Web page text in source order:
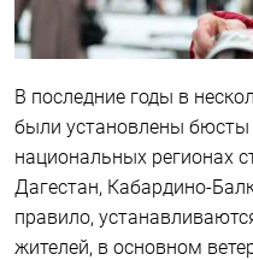
В последние годы в
были установлены
национальных регионах
Дагестан, Кабардино-
правило,
жителей, в основном